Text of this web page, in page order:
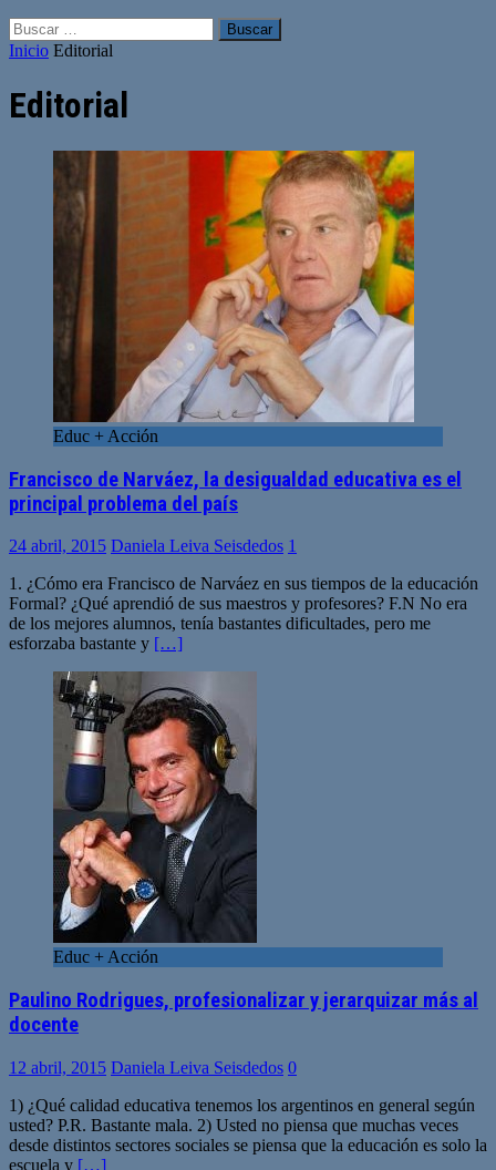
Buscar:
Inicio Editorial
Editorial
Educ + Acción
Francisco de Narváez, la desigualdad educativa es el
principal problema del país
24 abril, 2015 Daniela Leiva Seisdedos 1
1. ¿Cómo era Francisco de Narváez en sus tiempos de la educación
Formal? ¿Qué aprendió de sus maestros y profesores? F.N No era
de los mejores alumnos, tenía bastantes dificultades, pero me
esforzaba bastante y […]
Educ + Acción
Paulino Rodrigues, profesionalizar y jerarquizar más al
docente
12 abril, 2015 Daniela Leiva Seisdedos 0
1) ¿Qué calidad educativa tenemos los argentinos en general según
usted? P.R. Bastante mala. 2) Usted no piensa que muchas veces
desde distintos sectores sociales se piensa que la educación es solo la
escuela y […]